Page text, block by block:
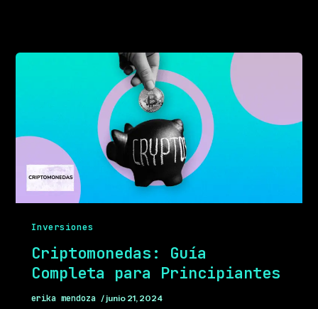
Inversiones
Criptomonedas: Guía
Completa para Principiantes
erika mendoza/ junio 21, 2024